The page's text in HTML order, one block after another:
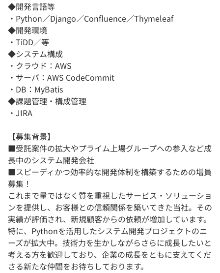
◆開発言語等
・Python／Django／Confluence／Thymeleaf
◆開発環境
・TiDD／等
◆システム構成
・クラウド：AWS
・サーバ：AWS CodeCommit
・DB：MyBatis
◆課題管理・構成管理
・JIRA
【募集背景】
■受託案件の拡大やプライム上場グループへの参入など成
長中のシステム開発会社
■スピーディかつ効率的な開発体制を構築するための増員
募集！
これまで量ではなく質を重視したサービス・ソリューショ
ンを提供し、お客様との信頼関係を築いてきた当社。その
実績が評価され、新規顧客からの依頼が増加しています。
特に、Pythonを活用したシステム開発プロジェクトのニ
ーズが拡大中。技術力を生かしながらさらに成長したいと
考える方を歓迎しており、企業の成長をともに支えてくだ
さる新たな仲間をお待ちしております。